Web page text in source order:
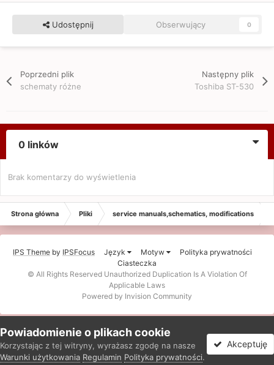
Udostępnij Obserwujący 0
Poprzedni plik
schematy różne
Następny plik
Toshiba ST-530
0 linków
Brak komentarzy do wyświetlenia
Strona główna Pliki service manuals,schematics, modifications
IPS Theme by IPSFocus Język Motyw
Polityka prywatności
Ciasteczka
© All Rights Reserved Unauthorized Duplication Is A Violation Of
Applicable Laws
Powered by Invision Community
Powiadomienie o plikach cookie
Korzystając z tej witryny, wyrażasz zgodę na nasze
Warunki użytkowania Regulamin Polityka prywatności.
Akceptuję